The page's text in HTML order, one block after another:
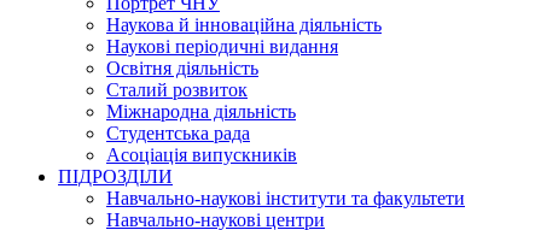
Наукова й інноваційна діяльність
Наукові періодичні видання
Освітня діяльність
Сталий розвиток
Міжнародна діяльність
Студентська рада
Асоціація випускників
ПІДРОЗДІЛИ
Навчально-наукові інститути та факультети
Навчально-наукові центри